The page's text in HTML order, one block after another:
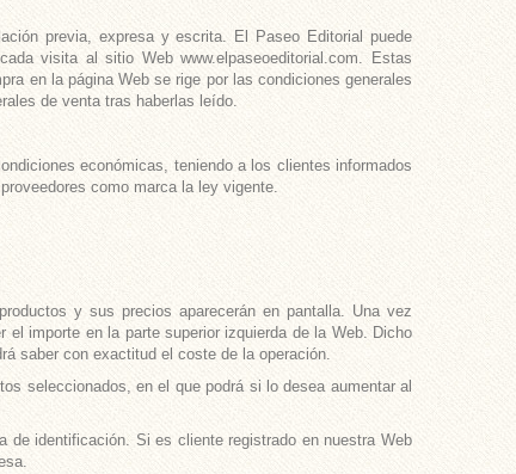
previa, expresa y escrita. El Paseo Editorial puede
visita al sitio Web www.elpaseoeditorial.com. Estas
en la página Web se rige por las condiciones generales
de venta tras haberlas leído.
económicas, teniendo a los clientes informados
como marca la ley vigente.
y sus precios aparecerán en pantalla. Una vez
importe en la parte superior izquierda de la Web. Dicho
saber con exactitud el coste de la operación.
seleccionados, en el que podrá si lo desea aumentar al
de identificación. Si es cliente registrado en nuestra Web